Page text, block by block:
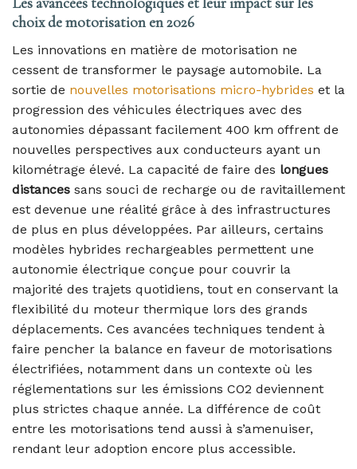
choix de motorisation en 2026
Les innovations en matière de motorisation ne
cessent de transformer le paysage automobile. La
sortie de nouvelles motorisations micro-hybrides et la
progression des véhicules électriques avec des
autonomies dépassant facilement 400 km offrent de
nouvelles perspectives aux conducteurs ayant un
kilométrage élevé. La capacité de faire des longues
distances sans souci de recharge ou de ravitaillement
est devenue une réalité grâce à des infrastructures
de plus en plus développées. Par ailleurs, certains
modèles hybrides rechargeables permettent une
autonomie électrique conçue pour couvrir la
majorité des trajets quotidiens, tout en conservant la
flexibilité du moteur thermique lors des grands
déplacements. Ces avancées techniques tendent à
faire pencher la balance en faveur de motorisations
électrifiées, notamment dans un contexte où les
réglementations sur les émissions CO2 deviennent
plus strictes chaque année. La différence de coût
entre les motorisations tend aussi à s’amenuiser,
rendant leur adoption encore plus accessible.